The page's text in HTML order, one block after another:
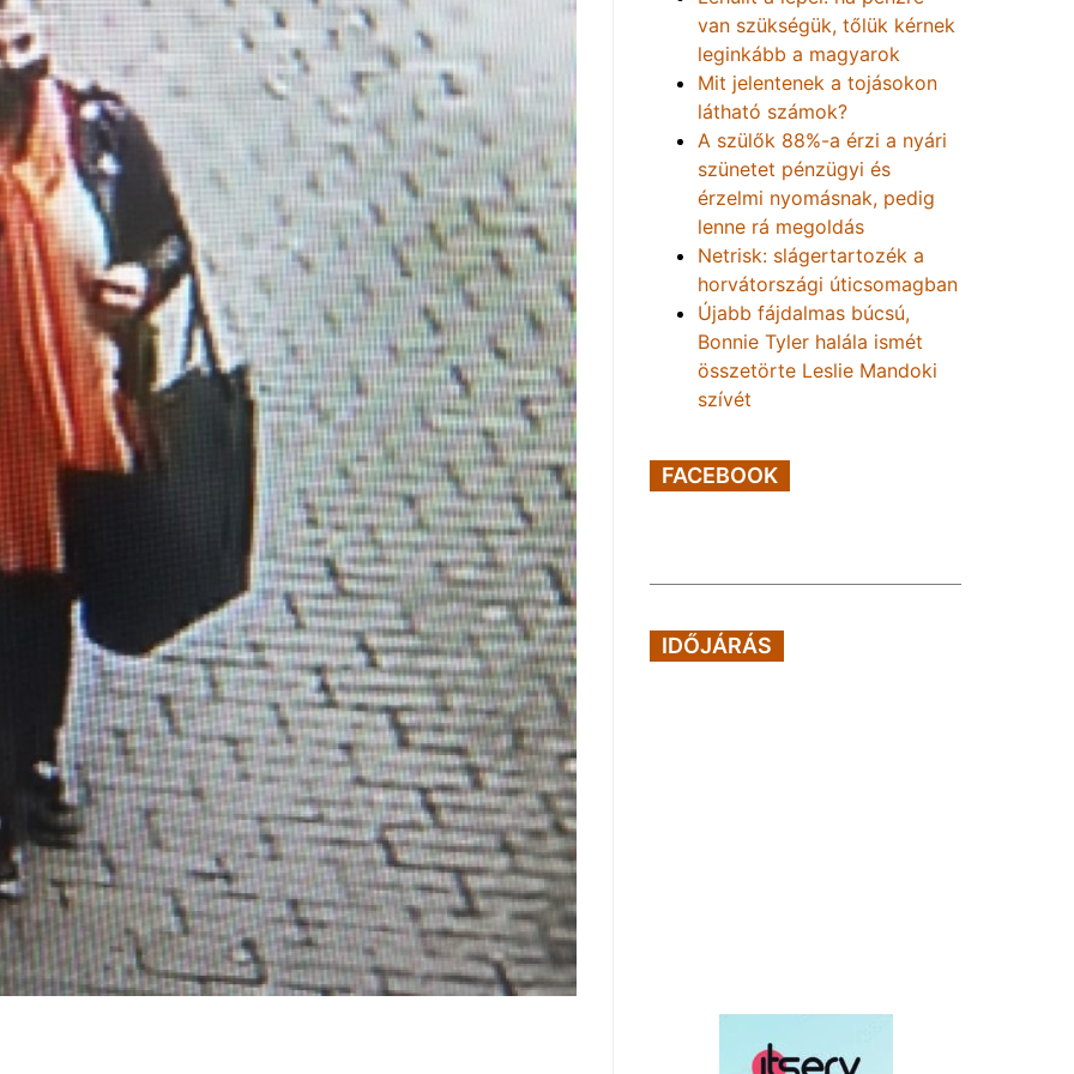
van szükségük, tőlük kérnek
leginkább a magyarok
Mit jelentenek a tojásokon
látható számok?
A szülők 88%-a érzi a nyári
szünetet pénzügyi és
érzelmi nyomásnak, pedig
lenne rá megoldás
Netrisk: slágertartozék a
horvátországi úticsomagban
Újabb fájdalmas búcsú,
Bonnie Tyler halála ismét
összetörte Leslie Mandoki
szívét
FACEBOOK
IDŐJÁRÁS